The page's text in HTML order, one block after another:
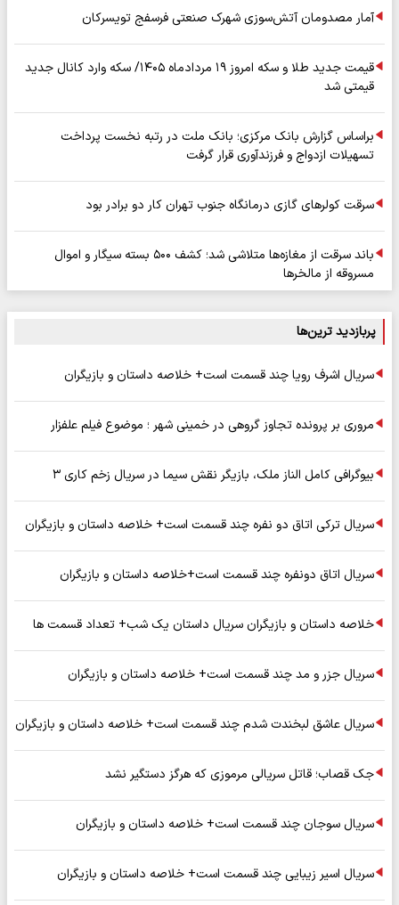
آمار مصدومان آتش‌سوزی شهرک صنعتی فرسفج تویسرکان
قیمت جدید طلا و سکه امروز ۱۹ مردادماه ۱۴۰۵/ سکه وارد کانال جدید
قیمتی شد
براساس گزارش بانک مرکزی؛ بانک ملت در رتبه نخست پرداخت
تسهیلات ازدواج و فرزندآوری قرار گرفت
سرقت کولرهای گازی درمانگاه جنوب تهران کار دو برادر بود
باند سرقت از مغازه‌ها متلاشی شد؛ کشف ۵۰۰ بسته سیگار و اموال
مسروقه از مالخرها
پربازدید ترین‌ها
سریال اشرف رویا چند قسمت است+ خلاصه داستان و بازیگران
مروری بر پرونده تجاوز گروهی در خمینی شهر ؛ موضوع فیلم علفزار
بیوگرافی کامل الناز ملک، بازیگر نقش سیما در سریال زخم کاری ۳
سریال ترکی اتاق دو نفره چند قسمت است+ خلاصه داستان و بازیگران
سریال اتاق دونفره چند قسمت است+خلاصه داستان و بازیگران
خلاصه داستان و بازیگران سریال داستان یک شب+ تعداد قسمت ها
سریال جزر و مد چند قسمت است+ خلاصه داستان و بازیگران
سریال عاشق لبخندت شدم چند قسمت است+ خلاصه داستان و بازیگران
جک قصاب؛ قاتل سریالی مرموزی که هرگز دستگیر نشد
سریال سوجان چند قسمت است+ خلاصه داستان و بازیگران
سریال اسیر زیبایی چند قسمت است+ خلاصه داستان و بازیگران